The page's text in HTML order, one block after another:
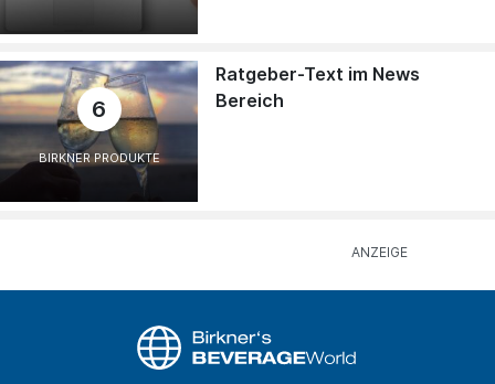
6
BIRKNER PRODUKTE
Ratgeber-Text im News
Bereich